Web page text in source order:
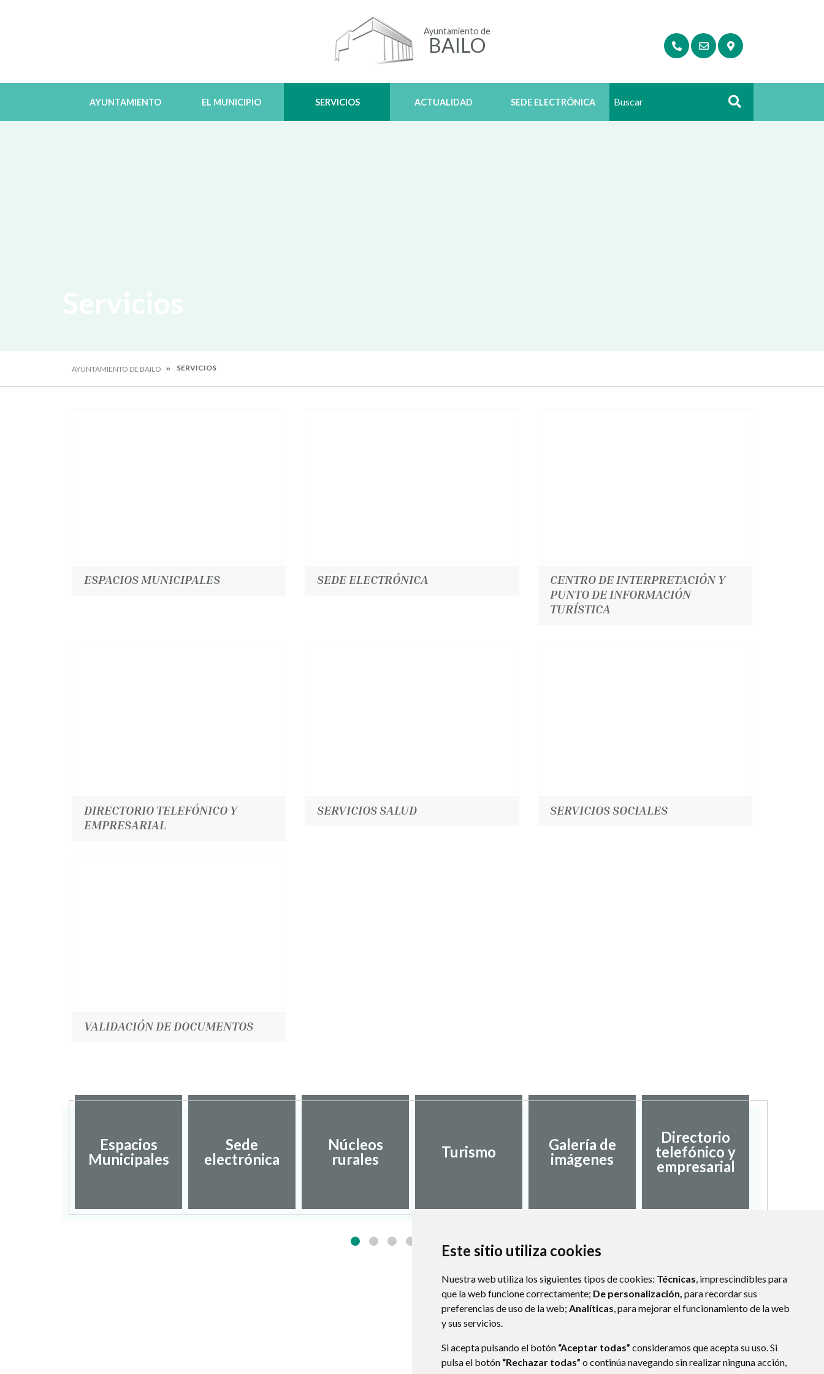
Este sitio utiliza cookies
Nuestra web utiliza los siguientes tipos de cookies: Técnicas, imprescindibles para
que la web funcione correctamente; De personalización, para recordar sus
preferencias de uso de la web; Analíticas, para mejorar el funcionamiento de la web
y sus servicios.
Si acepta pulsando el botón “Aceptar todas” consideramos que acepta su uso. Si
pulsa el botón “Rechazar todas” o continúa navegando sin realizar ninguna acción,
Ayuntamiento de
BAILO
AYUNTAMIENTO EL MUNICIPIO SERVICIOS ACTUALIDAD SEDE ELECTRÓNICA Buscar
AYUNTAMIENTO DE BAILO SERVICIOS
ESPACIOS MUNICIPALES SEDE ELECTRÓNICA
CENTRO DE INTERPRETACIÓN Y
PUNTO DE INFORMACIÓN
TURÍSTICA
DIRECTORIO TELEFÓNICO Y
EMPRESARIAL
SERVICIOS SALUD SERVICIOS SOCIALES
VALIDACIÓN DE DOCUMENTOS
Espacios
Municipales
Sede
electrónica
Núcleos
rurales
Turismo
Galería de
imágenes
Directorio
telefónico y
empresarial